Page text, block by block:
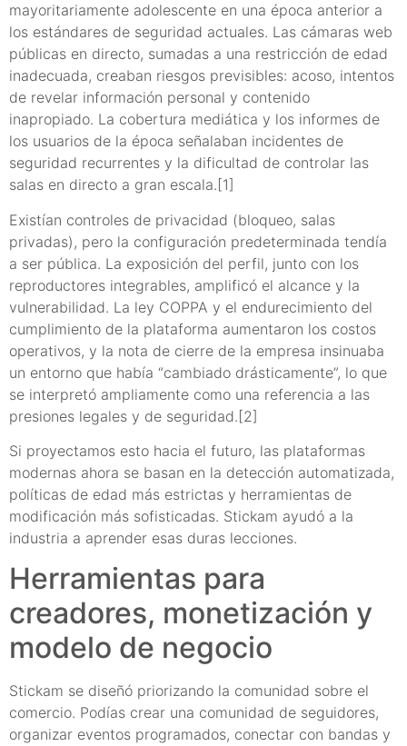
mayoritariamente adolescente en una época anterior a
los estándares de seguridad actuales. Las cámaras web
públicas en directo, sumadas a una restricción de edad
inadecuada, creaban riesgos previsibles: acoso, intentos
de revelar información personal y contenido
inapropiado. La cobertura mediática y los informes de
los usuarios de la época señalaban incidentes de
seguridad recurrentes y la dificultad de controlar las
salas en directo a gran escala.[1]
Existían controles de privacidad (bloqueo, salas
privadas), pero la configuración predeterminada tendía
a ser pública. La exposición del perfil, junto con los
reproductores integrables, amplificó el alcance y la
vulnerabilidad. La ley COPPA y el endurecimiento del
cumplimiento de la plataforma aumentaron los costos
operativos, y la nota de cierre de la empresa insinuaba
un entorno que había “cambiado drásticamente”, lo que
se interpretó ampliamente como una referencia a las
presiones legales y de seguridad.[2]
Si proyectamos esto hacia el futuro, las plataformas
modernas ahora se basan en la detección automatizada,
políticas de edad más estrictas y herramientas de
modificación más sofisticadas. Stickam ayudó a la
industria a aprender esas duras lecciones.
Herramientas para
creadores, monetización y
modelo de negocio
Stickam se diseñó priorizando la comunidad sobre el
comercio. Podías crear una comunidad de seguidores,
organizar eventos programados, conectar con bandas y